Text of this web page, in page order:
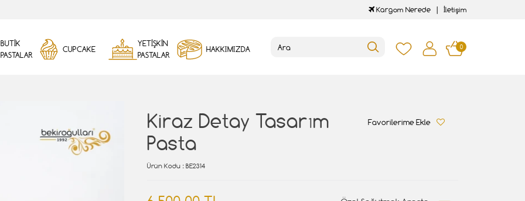
Kargom Nerede İletişim
BUTİK
PASTALAR
CUPCAKE
YETİŞKİN
PASTALAR
HAKKIMIZDA 0
Kiraz Detay Tasarım
Pasta
Favorilerime Ekle
Ürün Kodu : BE2314